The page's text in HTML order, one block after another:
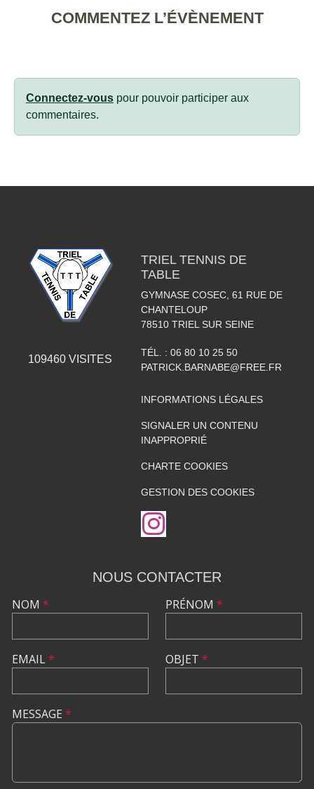
COMMENTEZ L’ÉVÈNEMENT
Connectez-vous pour pouvoir participer aux
commentaires.
109460 VISITES
TRIEL TENNIS DE
TABLE
GYMNASE COSEC, 61 RUE DE
CHANTELOUP
78510 TRIEL SUR SEINE
TÉL. : 06 80 10 25 50
PATRICK.BARNABE@FREE.FR
INFORMATIONS LÉGALES
SIGNALER UN CONTENU
INAPPROPRIÉ
CHARTE COOKIES
GESTION DES COOKIES
NOUS CONTACTER
NOM *
EMAIL*
PRÉNOM *
OBJET *
MESSAGE *